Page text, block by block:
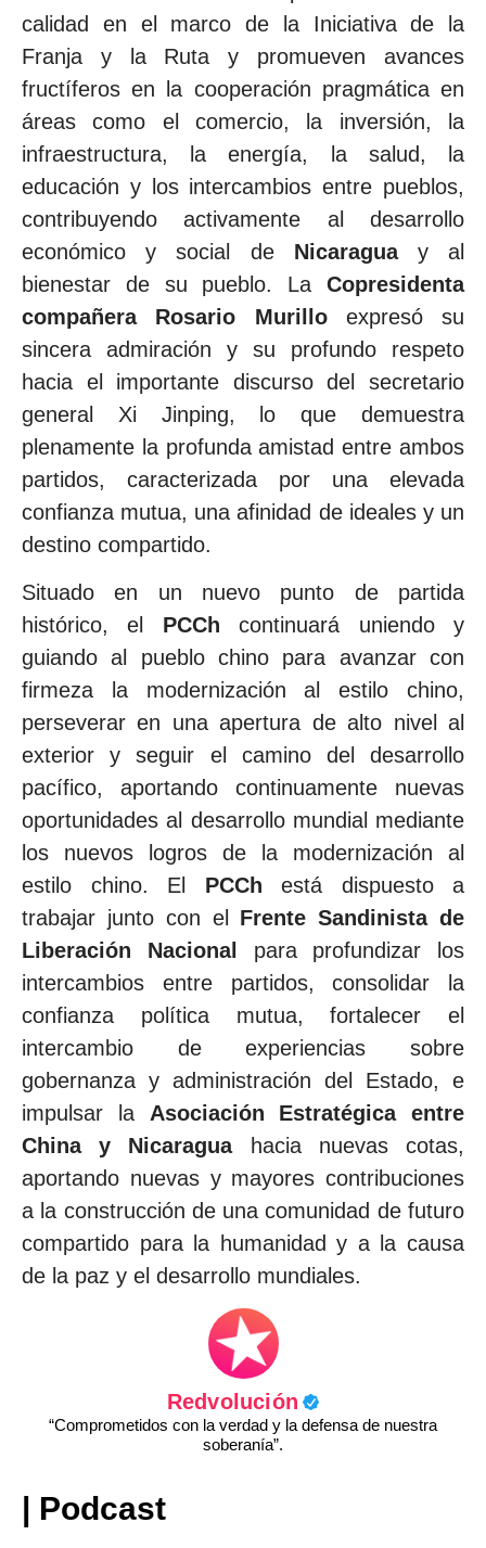
calidad en el marco de la Iniciativa de la
Franja y la Ruta y promueven avances
fructíferos en la cooperación pragmática en
áreas como el comercio, la inversión, la
infraestructura, la energía, la salud, la
educación y los intercambios entre pueblos,
contribuyendo activamente al desarrollo
económico y social de Nicaraguay al
bienestar de su pueblo. La Copresidenta
compañera Rosario Murilloexpresó su
sincera admiración y su profundo respeto
hacia el importante discurso del secretario
general Xi Jinping, lo que demuestra
plenamente la profunda amistad entre ambos
partidos, caracterizada por una elevada
confianza mutua, una afinidad de ideales y un
destino compartido.
Situado en un nuevo punto de partida
histórico, el PCCh continuará uniendo y
guiando al pueblo chino para avanzar con
firmeza la modernización al estilo chino,
perseverar en una apertura de alto nivel al
exterior y seguir el camino del desarrollo
pacífico, aportando continuamente nuevas
oportunidades al desarrollo mundial mediante
los nuevos logros de la modernización al
estilo chino. El PCCh está dispuesto a
trabajar junto con el Frente Sandinista de
Liberación Nacional
para profundizar los
intercambios entre partidos, consolidar la
confianza política mutua, fortalecer el
intercambio de experiencias sobre
gobernanza y administración del Estado, e
impulsar la Asociación Estratégica entre
China y Nicaraguahacia nuevas cotas,
aportando nuevas y mayores contribuciones
a la construcción de una comunidad de futuro
compartido para la humanidad y a la causa
de la paz y el desarrollo mundiales.
Redvolución
“Comprometidos con la verdad y la defensa de nuestra
soberanía”.
| Podcast